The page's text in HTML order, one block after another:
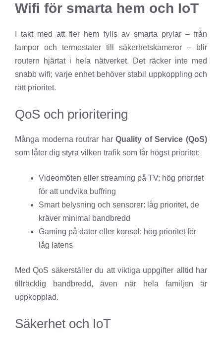
Wifi för smarta hem och IoT
I takt med att fler hem fylls av smarta prylar – från
lampor och termostater till säkerhetskameror – blir
routern hjärtat i hela nätverket. Det räcker inte med
snabb wifi; varje enhet behöver stabil uppkoppling och
rätt prioritet.
QoS och prioritering
Många moderna routrar harQuality of Service (QoS)
som låter dig styra vilken trafik som får högst prioritet:
Videomöten eller streaming på TV: hög prioritet
för att undvika buffring
Smart belysning och sensorer: låg prioritet, de
kräver minimal bandbredd
Gaming på dator eller konsol: hög prioritet för
låg latens
Med QoS säkerställer du att viktiga uppgifter alltid har
tillräcklig bandbredd, även när hela familjen är
uppkopplad.
Säkerhet och IoT